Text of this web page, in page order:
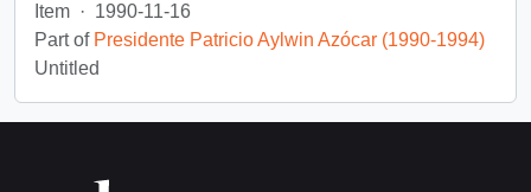
Item · 1990-11-16
Part of Presidente Patricio Aylwin Azócar (1990-1994)
Untitled